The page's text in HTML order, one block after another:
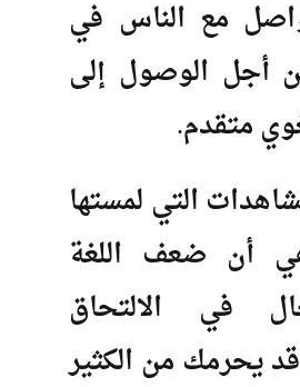
مع الناس في
أجل الوصول إلى
متقدم.
التي لمستها
أن ضعف اللغة
في الالتحاق
يحرمك من الكثير